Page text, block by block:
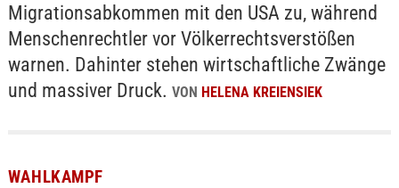
Migrationsabkommen mit den USA zu, während
Menschenrechtler vor Völkerrechtsverstößen
warnen. Dahinter stehen wirtschaftliche Zwänge
und massiver Druck. VON HELENA KREIENSIEK
WAHLKAMPF